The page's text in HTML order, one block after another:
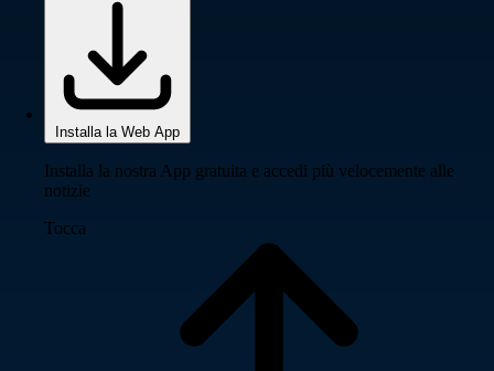
Installa la Web App
Installa la nostra App gratuita e accedi più velocemente alle
notizie
Tocca